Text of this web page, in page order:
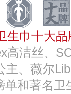
生巾十大
高洁丝、
主、薇尔
和著名